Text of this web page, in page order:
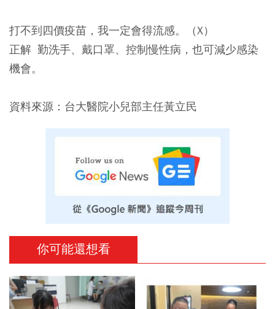
打不到四價疫苗，我一定會得流感。（X）
正解 勤洗手、戴口罩、控制慢性病，也可減少感染
機會。
資料來源：台大醫院小兒部主任黃立民
你可能還想看